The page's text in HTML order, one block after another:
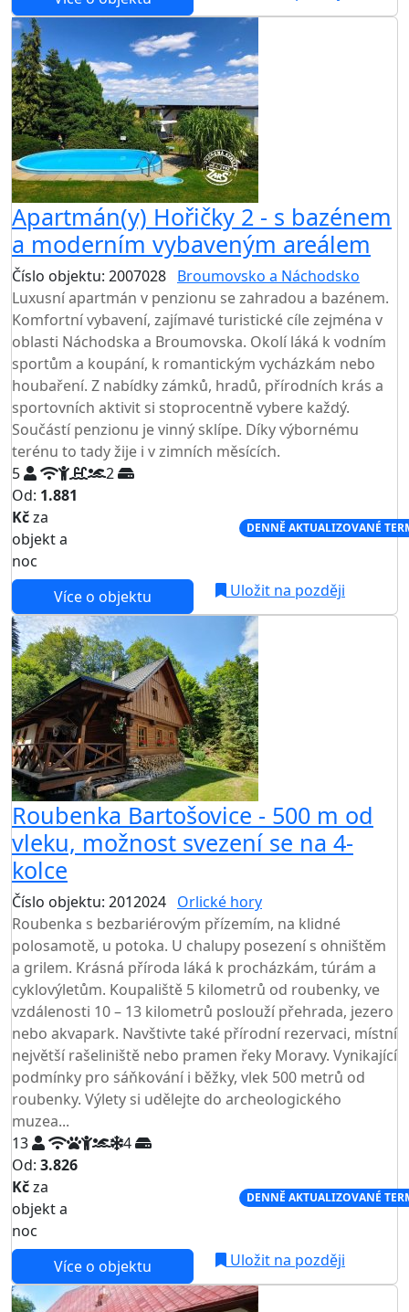
Apartmán(y) Hořičky 2 - s bazénem
a moderním vybaveným areálem
Číslo objektu: 2007028 Broumovsko a Náchodsko
Luxusní apartmán v penzionu se zahradou a bazénem.
Komfortní vybavení, zajímavé turistické cíle zejména v
oblasti Náchodska a Broumovska. Okolí láká k vodním
sportům a koupání, k romantickým vycházkám nebo
houbaření. Z nabídky zámků, hradů, přírodních krás a
sportovních aktivit si stoprocentně vybere každý.
Součástí penzionu je vinný sklípe. Díky výbornému
terénu to tady žije i v zimních měsících.
5
2
Od: 1.881
Kčza
objekt a
noc
DENNĚ AKTUALIZOVANÉ
Více o objektu Uložit na později
Roubenka Bartošovice - 500 m od
vleku, možnost svezení se na 4-
kolce
Číslo objektu: 2012024 Orlické hory
Roubenka s bezbariérovým přízemím, na klidné
polosamotě, u potoka. U chalupy posezení s ohništěm
a grilem. Krásná příroda láká k procházkám, túrám a
cyklovýletům. Koupaliště 5 kilometrů od roubenky, ve
vzdálenosti 10 – 13 kilometrů poslouží přehrada, jezero
nebo akvapark. Navštivte také přírodní rezervaci, místní
největší rašeliniště nebo pramen řeky Moravy. Vynikající
podmínky pro sáňkování i běžky, vlek 500 metrů od
roubenky. Výlety si udělejte do archeologického
muzea...
13
4
Od: 3.826
Kčza
objekt a
noc
DENNĚ AKTUALIZOVANÉ
Více o objektu Uložit na později